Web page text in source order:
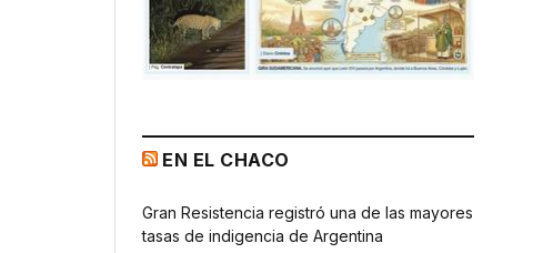
EN EL CHACO
Gran Resistencia registró una de las mayores
tasas de indigencia de Argentina